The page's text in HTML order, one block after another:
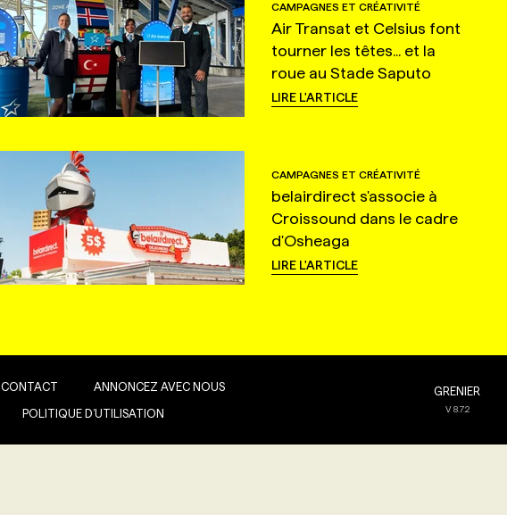
CAMPAGNES ET CRÉATIVITÉ
Air Transat et Celsius font
tourner les têtes... et la
roue au Stade Saputo
LIRE L'ARTICLE
CAMPAGNES ET CRÉATIVITÉ
belairdirect s'associe à
Croissound dans le cadre
d'Osheaga
LIRE L'ARTICLE
CONTACT ANNONCEZ AVEC NOUS
POLITIQUE D’UTILISATION
GRENIER
V8.7.2